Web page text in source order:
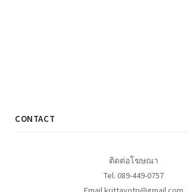
CONTACT
ติดต่อโฆษณา
Tel. 089-449-0757